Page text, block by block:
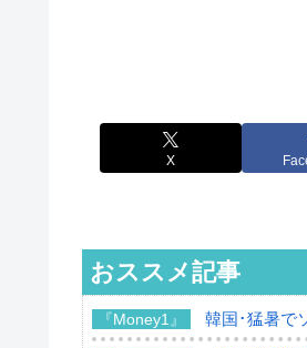
X
おススメ記事
『Money1』 韓国･猛暑で